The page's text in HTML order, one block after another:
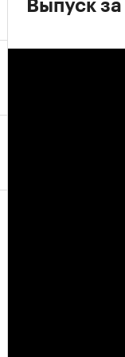
Выпуск